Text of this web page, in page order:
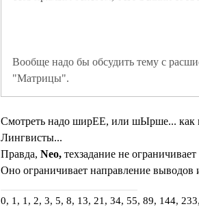
Вообще надо бы обсудить тему с
"Матрицы".
Смотреть надо ширЕЕ, или шЫрше... как
Лингвисты...
Правда, Neo, техзадание не
Оно ограничивает направление выводов
0, 1, 1, 2, 3, 5, 8, 13, 21, 34, 55, 89, 144,